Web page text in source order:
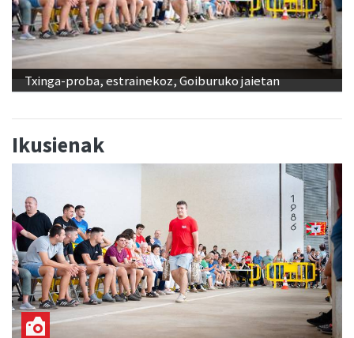
Txinga-proba, estrainekoz, Goiburuko jaietan
Ikusienak